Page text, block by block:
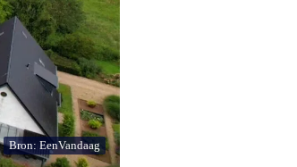
Bron: EenVandaag